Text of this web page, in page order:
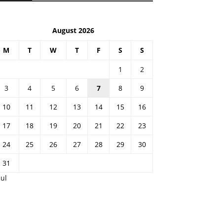
August 2026
M T W T F S S
1
2
3
4 5 6 7 8
9
10
11 12 13 14 15
16
17
18 19 20 21 22
23
24
25 26 27 28 29
30
31